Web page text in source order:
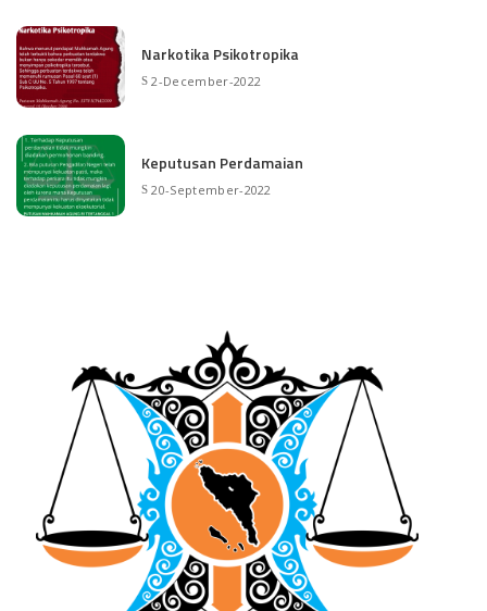
Narkotika Psikotropika
2-December-2022
Keputusan Perdamaian
20-September-2022